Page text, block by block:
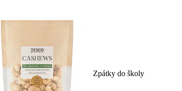
Zpátky do školy